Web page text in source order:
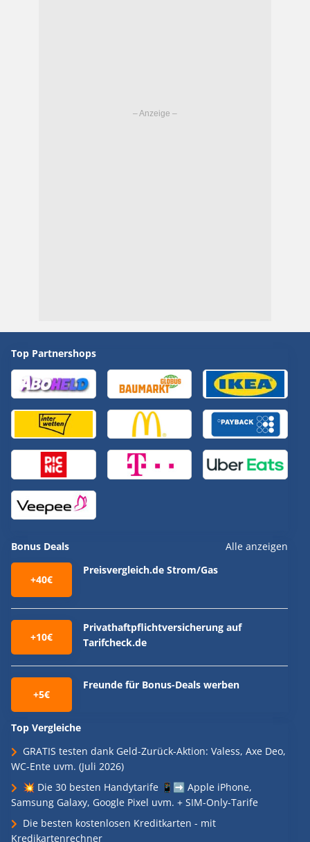
Top Partnershops
Bonus Deals Alle anzeigen
+40€
Preisvergleich.de Strom/Gas
+10€
Privathaftpflichtversicherung auf
Tarifcheck.de
+5€
Freunde für Bonus-Deals werben
Top Vergleiche
GRATIS testen dank Geld-Zurück-Aktion: Valess, Axe Deo,
WC-Ente uvm. (Juli 2026)
💥 Die 30 besten Handytarife 📱➡️ Apple iPhone,
Samsung Galaxy, Google Pixel uvm. + SIM-Only-Tarife
Die besten kostenlosen Kreditkarten - mit
Kredikartenrechner